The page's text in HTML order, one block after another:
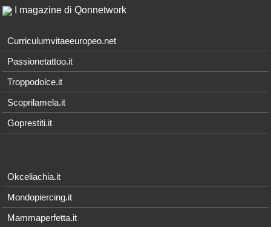
I magazine di Qonnetwork
Curriculumvitaeeuropeo.net
Passionetattoo.it
Troppodolce.it
Scoprilamela.it
Goprestiti.it
Okceliachia.it
Mondopiercing.it
Mammaperfetta.it